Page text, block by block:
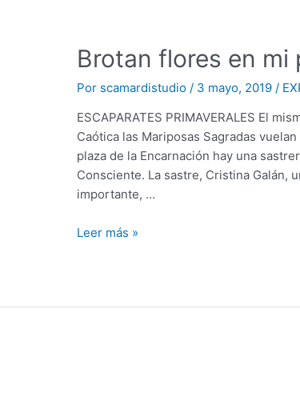
Brotan flores en mi
Por scamardistudio / 3 mayo, 2019 /
ESCAPARATES PRIMAVERALES El
Caótica las Mariposas Sagradas
plaza de la Encarnación hay una
Consciente. La sastre, Cristina Galán,
importante, …
Leer más »